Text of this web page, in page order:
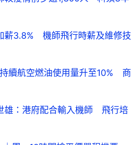
薪3.8% 機師飛行時薪及維修技
續航空燃油使用量升至10% 商
雄：港府配合輸入機師 飛行培